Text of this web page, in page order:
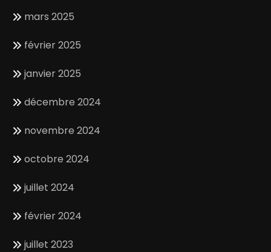
mars 2025
février 2025
janvier 2025
décembre 2024
novembre 2024
octobre 2024
juillet 2024
février 2024
juillet 2023